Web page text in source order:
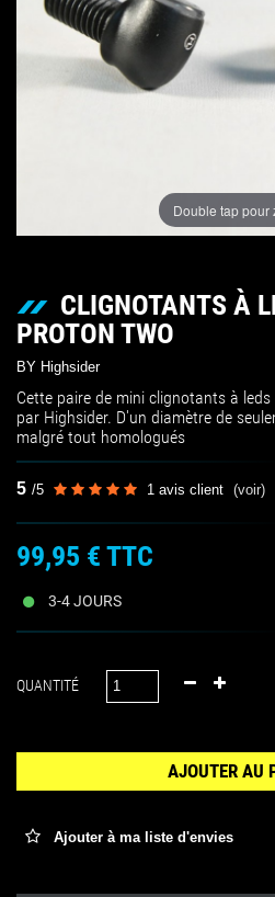
Double tap pour
CLIGNOTANTS À
PROTON TWO
BY Highsider
Cette paire de mini clignotants à
par Highsider. D'un diamètre de
malgré tout homologués
5 /5 1 avis client (voir)
99,95 € TTC
3-4 JOURS
QUANTITÉ
AJOUTER AU
Ajouter à ma liste d'envies